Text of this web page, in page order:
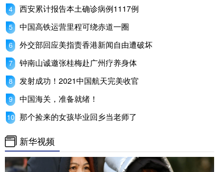
浙江 安徽 福建
山东 河南
广东 广西 海南
四川 贵州 云南
陕西 甘肃 青海
多语种频道
English Español Français
西安累计报告本土确诊病例1117例
中国高铁运营里程可绕赤道一圈
外交部回应美指责香港新闻自由遭破坏
钟南山诚邀张桂梅赴广州疗养身体
发射成功！2021中国航天完美收官
中国海关，准备就绪！
那个捡来的女孩毕业回乡当老师了
新华视频